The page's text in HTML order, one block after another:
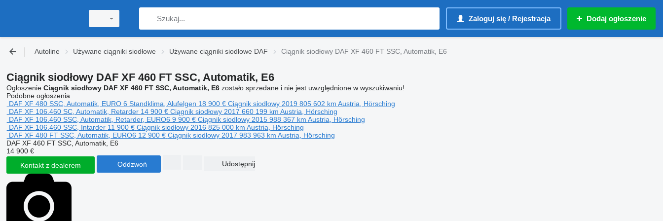
Zaloguj się / Rejestracja Dodaj ogłoszenie
Autoline Używane ciągniki siodłowe Używane ciągniki siodłowe DAF Ciągnik siodłowy DAF XF 460 FT SSC, Automatik, E6
Ciągnik siodłowy DAF XF 460 FT SSC, Automatik, E6
Ogłoszenie Ciągnik siodłowy DAF XF 460 FT SSC, Automatik, E6zostało sprzedane i nie jest uwzględnione w wyszukiwaniu!
Podobne ogłoszenia
DAF XF 480 SSC, Automatik, EURO 6 Standklima, Alufelgen 18 900 € Ciągnik siodłowy 2019 805 602 km Austria, Hörsching
DAF XF 106.460 SC, Automatik, Retarder 14 900 € Ciągnik siodłowy 2017 660 199 km Austria, Hörsching
DAF XF 106.460 SSC, Automatik, Retarder, EURO6 9 900 € Ciągnik siodłowy 2015 988 367 km Austria, Hörsching
DAF XF 106.460 SSC, Intarder 11 900 € Ciągnik siodłowy 2016 825 000 km Austria, Hörsching
DAF XF 480 FT SSC, Automatik, EURO6 12 900 € Ciągnik siodłowy 2017 983 963 km Austria, Hörsching
DAF XF 460 FT SSC, Automatik, E6
14 900 €
Kontakt z dealerem
Oddzwoń Udostępnij